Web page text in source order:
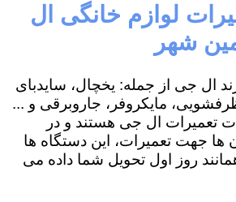
لوازم خانگی ال
شهر
ال جی از جمله: یخچال، سایدبای
مایکروفر، جاروبرقی و ...
ال جی هستند و در
جهت تعمیرات، این دستگاه ها
روز اول تحویل شما داده می